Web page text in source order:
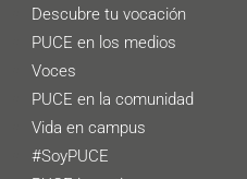
Descubre tu vocación
PUCE en los medios
Voces
PUCE en la comunidad
Vida en campus
#SoyPUCE